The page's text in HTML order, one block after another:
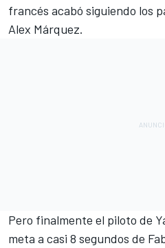
francés acabó siguiendo los
Alex Márquez.
Pero finalmente el piloto de
meta a casi 8 segundos de